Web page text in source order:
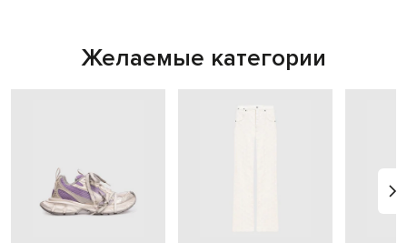
Желаемые категории